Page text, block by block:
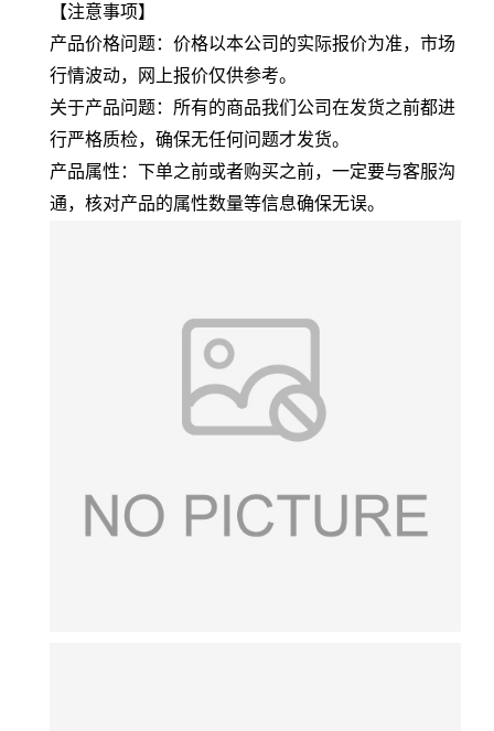
【注意事项】
产品价格问题：价格以本公司的实际报价为准，市场
行情波动，网上报价仅供参考。
关于产品问题：所有的商品我们公司在发货之前都进
行严格质检，确保无任何问题才发货。
产品属性：下单之前或者购买之前，一定要与客服沟
通，核对产品的属性数量等信息确保无误。